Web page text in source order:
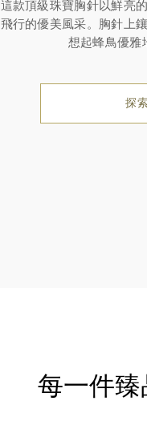
這款頂級珠寶胸針以鮮亮
飛行的優美風采。胸針上
想起蜂鳥優雅
探
每一件